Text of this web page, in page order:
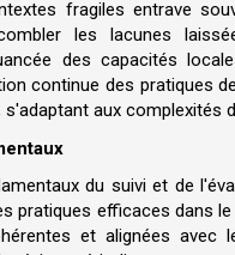
fragiles entrave
les lacunes
des capacités
continue des pratiques
aux complexités
du suivi et de
pratiques efficaces dans
et alignées avec